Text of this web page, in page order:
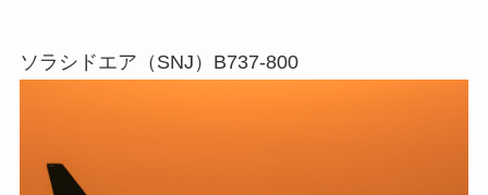
ソラシドエア（SNJ）B737-800